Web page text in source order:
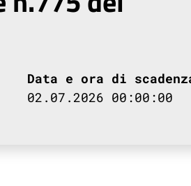
Data e ora di
02.07.2026 00:00:00